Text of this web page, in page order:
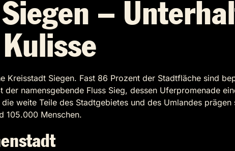
–
Kreisstadt Siegen. Fast 86 Prozent der Stadtfläche sind
namensgebende Fluss Sieg, dessen Uferpromenade
weite Teile des Stadtgebietes und des Umlandes
105.000 Menschen.